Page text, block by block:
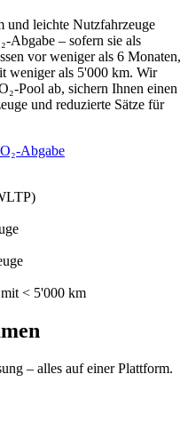
und leichte Nutzfahrzeuge
Abgabe – sofern sie als
vor weniger als 6 Monaten,
weniger als 5'000 km. Wir
Pool ab, sichern Ihnen einen
und reduzierte Sätze für
Abgabe
< 5'000 km
– alles auf einer Plattform.